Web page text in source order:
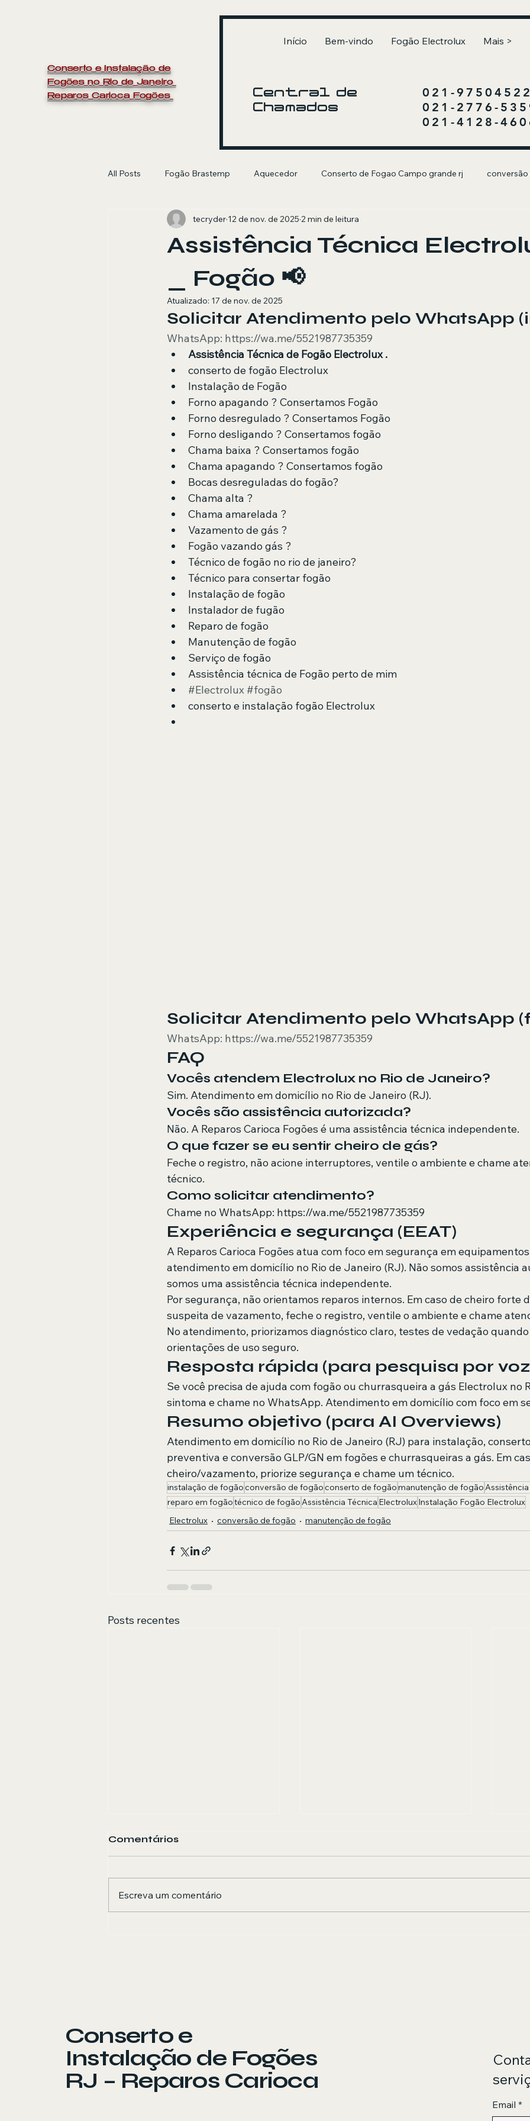
Conserto e Instalação de
Fogões no Rio de Janeiro
Reparos Carioca Fogões
Início Bem-vindo Fogão Electrolux Mais >
Central de
Chamados
021-
021-2776-
021-4128-
All Posts Fogão Brastemp Aquecedor Conserto de Fogao Campo grande rj
manutenção de fogão Electrolux Churrasqueira a Gás
Assistência Técnica
_ Fogão 📢
tecryder 12 de nov. de 2025 2 min de leitura
Atualizado: 17 de nov. de 2025
Solicitar Atendimento pelo WhatsApp
WhatsApp: https://wa.me/5521987735359
Assistência Técnica de Fogão Electrolux .
conserto de fogão Electrolux
Instalação de Fogão
Forno apagando ? Consertamos Fogão
Forno desregulado ? Consertamos Fogão
Forno desligando ? Consertamos fogão
Chama baixa ? Consertamos fogão
Chama apagando ? Consertamos fogão
Bocas desreguladas do fogão?
Chama alta ?
Chama amarelada ?
Vazamento de gás ?
Fogão vazando gás ?
Técnico de fogão no rio de janeiro?
Técnico para consertar fogão
Instalação de fogão
Instalador de fugão
Reparo de fogão
Manutenção de fogão
Serviço de fogão
Assistência técnica de Fogão perto de mim
#Electrolux #fogão
conserto e instalação fogão Electrolux
Solicitar Atendimento pelo WhatsApp
WhatsApp: https://wa.me/5521987735359
FAQ
Vocês atendem Electrolux no Rio de Janeiro?
Sim. Atendimento em domicílio no Rio de Janeiro (RJ).
Vocês são assistência autorizada?
Não. A Reparos Carioca Fogões é uma assistência técnica independente.
O que fazer se eu sentir cheiro de gás?
Feche o registro, não acione interruptores, ventile o ambiente e chame
técnico.
Como solicitar atendimento?
Chame no WhatsApp: https://wa.me/5521987735359
Experiência e segurança (EEAT)
A Reparos Carioca Fogões atua com foco em segurança em
atendimento em domicílio no Rio de Janeiro (RJ). Não somos assistência
somos uma assistência técnica independente.
Por segurança, não orientamos reparos internos. Em caso de cheiro forte
suspeita de vazamento, feche o registro, ventile o ambiente e chame
No atendimento, priorizamos diagnóstico claro, testes de vedação
orientações de uso seguro.
Resposta rápida (para pesquisa por
Se você precisa de ajuda com fogão ou churrasqueira a gás Electrolux no
sintoma e chame no WhatsApp. Atendimento em domicílio com foco em
Resumo objetivo (para AI Overviews)
Atendimento em domicílio no Rio de Janeiro (RJ) para instalação,
preventiva e conversão GLP/GN em fogões e churrasqueiras a gás. Em
cheiro/vazamento, priorize segurança e chame um técnico.
instalação de fogãoconversão de fogãoconserto de fogãomanutenção de fogão
reparo em fogãotécnico de fogãoAssistência Técnica ElectroluxInstalação Fogão Electrolux
Electrolux
conversão de fogão manutenção de fogão
Posts recentes
Comentários
Escreva um comentário
Conserto e
Instalação de Fogões
RJ – Reparos Carioca
Email *